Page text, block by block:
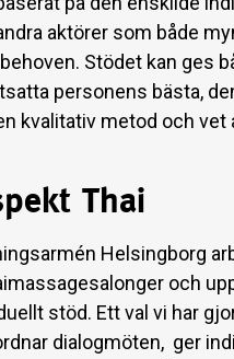
aktörer som både
Stödet kan ges
personens bästa,
kvalitativ metod och
Thai
Helsingborg
och
stöd. Ett val vi har
dialogmöten, ger